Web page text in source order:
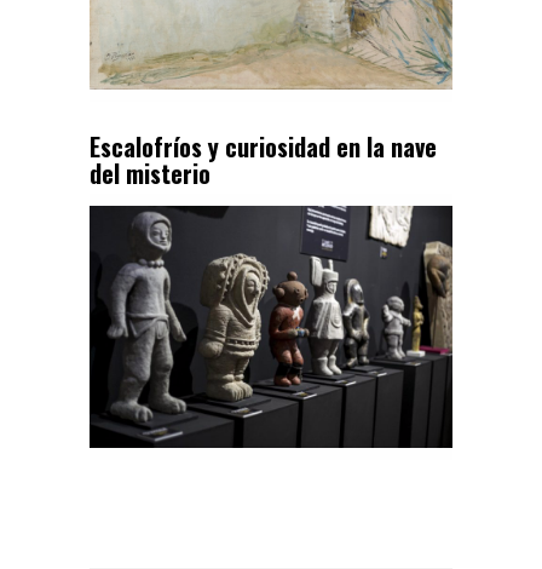
Escalofríos y curiosidad en la nave
del misterio